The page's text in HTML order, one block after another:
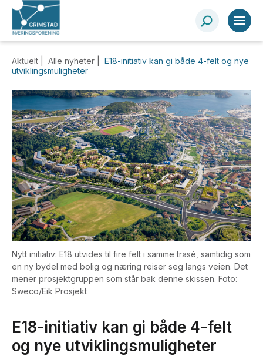
Aktuelt | Alle nyheter
E18-initiativ kan gi både 4-felt og nye
utviklingsmuligheter
Nytt initiativ: E18 utvides til fire felt i samme trasé, samtidig som
en ny bydel med bolig og næring reiser seg langs veien. Det
mener prosjektgruppen som står bak denne skissen. Foto:
Sweco/Eik Prosjekt
E18-initiativ kan gi både 4-felt
og nye utviklingsmuligheter